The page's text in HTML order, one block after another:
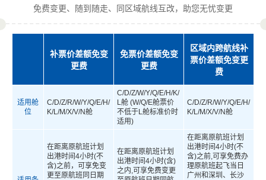
免费变更、随到随走、同区域航线互改，助您无忧变更
补票价差额免变
更费
免票价差额免变
更费
区域内跨航线补
票价差额免变更
费
适用舱
位
C/D/Z/R/W/Y/Q/E/H/
K/L/M/X/V/N舱
C/D/Z/W/Y/Q/E/H/K/
L舱 (W/Q/E舱票价
不低于L舱标准价时
适用)
C/D/Z/R/W/Y/Q/E/H/
K/L/M/X/V/N舱
在距离原航班计划
出港时间4小时(不
含)之前，可享免变
更至原航班同日期
在距离原航班计划
出港时间4小时(含)
之内,可享免费变更
在距离原航班计划
出港时间4小时(不
含)之前,可享免费办
理原航班起飞当日
广州和深圳、长沙